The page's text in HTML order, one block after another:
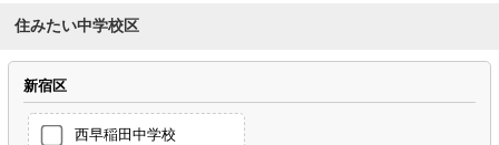
住みたい中学校区
新宿区
西早稲田中学校